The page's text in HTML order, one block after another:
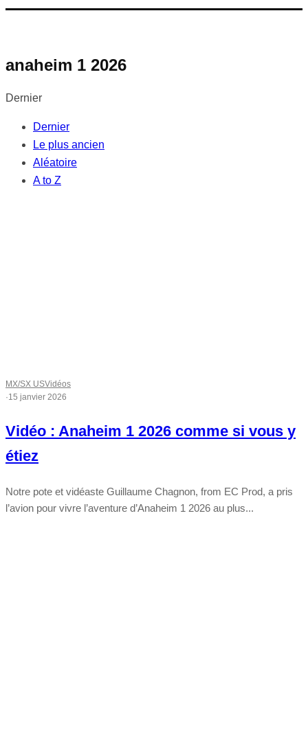
anaheim 1 2026
Dernier
Dernier
Le plus ancien
Aléatoire
A to Z
MX/SX USVidéos
·15 janvier 2026
Vidéo : Anaheim 1 2026 comme si vous y
étiez
Notre pote et vidéaste Guillaume Chagnon, from EC Prod, a pris
l’avion pour vivre l’aventure d’Anaheim 1 2026 au plus...